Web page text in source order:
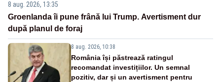
8 aug. 2026, 13:35
Groenlanda îi pune frână lui Trump. Avertisment dur
după planul de foraj
8 aug. 2026, 10:38
România își păstrează ratingul
recomandat investițiilor. Un semnal
pozitiv, dar și un avertisment pentru